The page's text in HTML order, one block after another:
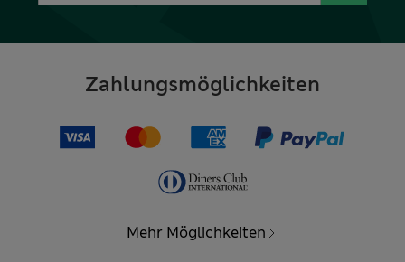
Zahlungsmöglichkeiten
Mehr Möglichkeiten